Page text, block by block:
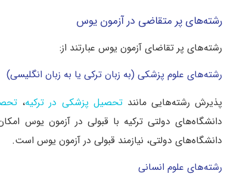
رشته‌های پر متقاضی در آزمون یوس
رشته‌های پر تقاضای آزمون یوس عبارتند از:
رشته‌های علوم پزشکی (به زبان ترکی یا به زبان انگلیسی)
پذیرش رشته‌هایی مانندتحصیل پزشکی در ترکیه،
دانشگاه‌های دولتی ترکیه با قبولی در آزمون یوس
دانشگاه‌های دولتی، نیازمند قبولی در آزمون یوس است.
رشته‌های علوم انسانی